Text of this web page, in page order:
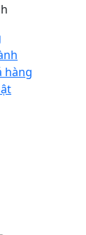
hàng